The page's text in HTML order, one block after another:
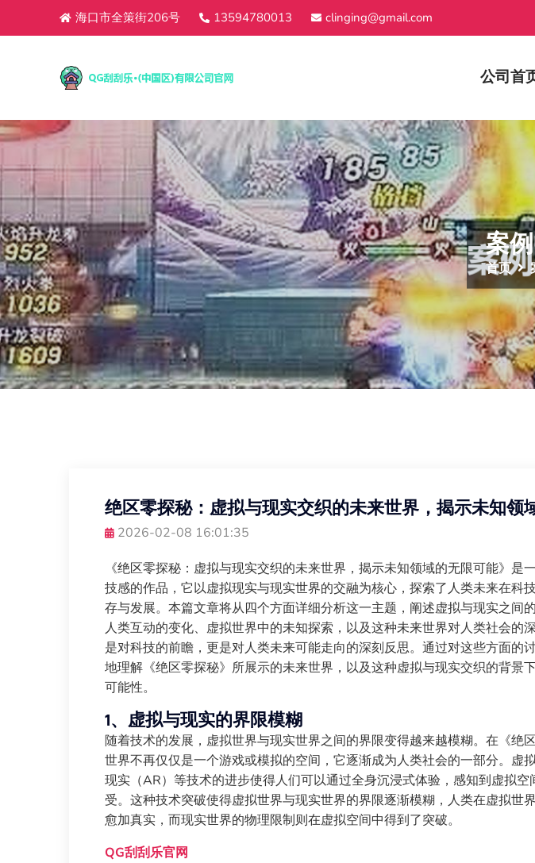
海口市全策街206号 13594780013 clinging@gmail.com
公司首
案
首页
绝区零探秘：虚拟与现实交织的未来世界，揭示未知领
2026-02-08 16:01:35
《绝区零探秘：虚拟与现实交织的未来世界，揭示未知领域的无限可能》是
技感的作品，它以虚拟现实与现实世界的交融为核心，探索了人类未来在科
存与发展。本篇文章将从四个方面详细分析这一主题，阐述虚拟与现实之间
人类互动的变化、虚拟世界中的未知探索，以及这种未来世界对人类社会的
是对科技的前瞻，更是对人类未来可能走向的深刻反思。通过对这些方面的
地理解《绝区零探秘》所展示的未来世界，以及这种虚拟与现实交织的背景
可能性。
1、虚拟与现实的界限模糊
随着技术的发展，虚拟世界与现实世界之间的界限变得越来越模糊。在《绝
世界不再仅仅是一个游戏或模拟的空间，它逐渐成为人类社会的一部分。虚
现实（AR）等技术的进步使得人们可以通过全身沉浸式体验，感知到虚拟空
受。这种技术突破使得虚拟世界与现实世界的界限逐渐模糊，人类在虚拟世
愈加真实，而现实世界的物理限制则在虚拟空间中得到了突破。
QG刮刮乐官网